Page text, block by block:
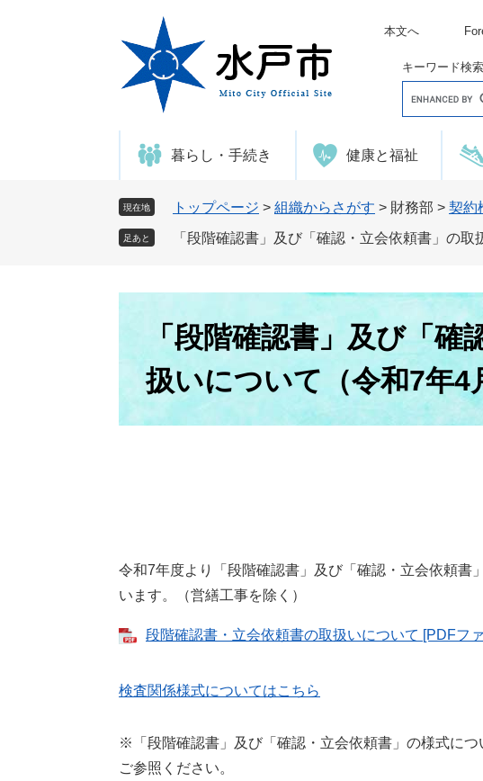
本文へ
キーワード検索
o
e
タ
ム
検
索
暮らし・手続き 健康と福祉
現在地 トップページ > 組織からさがす > 財務部 > 契約
足あと 「段階確認書」及び「確認・立会依頼書」の取
「段階確認書」及び「
扱いについて（令和7年4
令和7年度より「段階確認書」及び「確認・立会依頼書
います。（営繕工事を除く）
段階確認書・立会依頼書の取扱いについて [PDFフ
検査関係様式についてはこちら
※「段階確認書」及び「確認・立会依頼書」の様式に
ご参照ください。